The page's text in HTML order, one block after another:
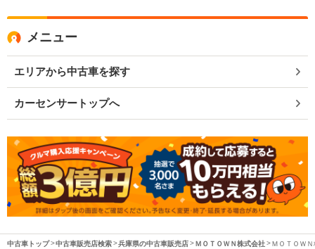
メニュー
エリアから中古車を探す
カーセンサートップへ
中古車トップ 中古車販売店検索 兵庫県の中古車販売店 ＭＯＴＯＷＮ株式会社 ＭＯＴＯＷ